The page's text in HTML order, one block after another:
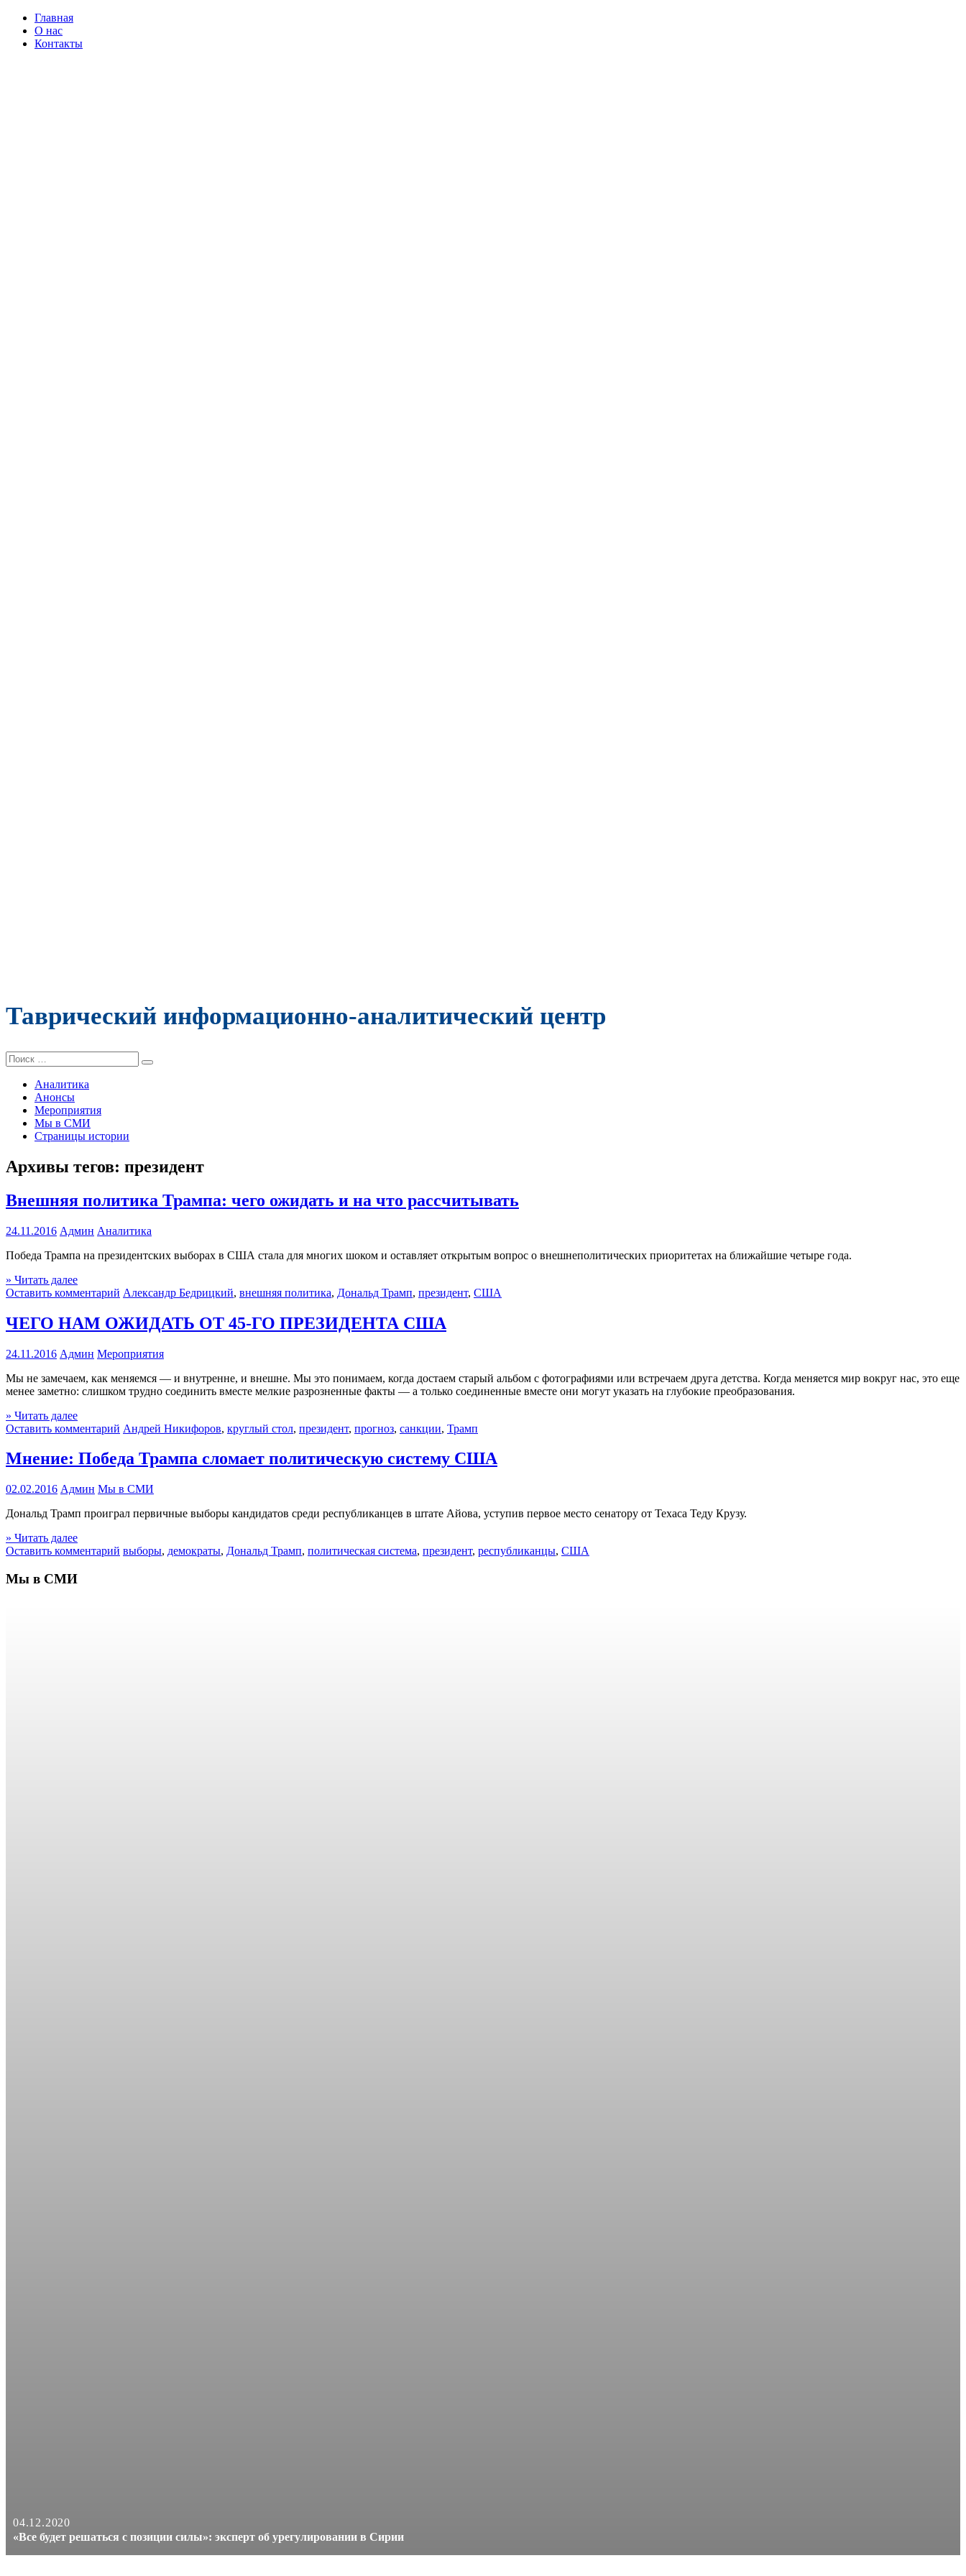
Главная
О нас
Контакты
Таврический информационно-аналитический центр
Поиск:
Аналитика
Анонсы
Мероприятия
Мы в СМИ
Страницы истории
Архивы тегов: президент
Внешняя политика Трампа: чего ожидать и на что рассчитывать
24.11.2016 Админ Аналитика
Победа Трампа на президентских выборах в США стала для многих шоком и оставляет открытым вопрос о внешнеполитических приоритетах на ближайшие четыре года.
» Читать далее
Оставить комментарий Александр Бедрицкий, внешняя политика, Дональд Трамп, президент, США
ЧЕГО НАМ ОЖИДАТЬ ОТ 45-ГО ПРЕЗИДЕНТА США
24.11.2016 Админ Мероприятия
Мы не замечаем, как меняемся — и внутренне, и внешне. Мы это понимаем, когда достаем старый альбом с фотографиями или встречаем друга детства. Когда меняется мир вокруг нас, это еще
менее заметно: слишком трудно соединить вместе мелкие разрозненные факты — а только соединенные вместе они могут указать на глубокие преобразования.
» Читать далее
Оставить комментарий Андрей Никифоров, круглый стол, президент, прогноз, санкции, Трамп
Мнение: Победа Трампа сломает политическую систему США
02.02.2016 Админ Мы в СМИ
Дональд Трамп проиграл первичные выборы кандидатов среди республиканцев в штате Айова, уступив первое место сенатору от Техаса Теду Крузу.
» Читать далее
Оставить комментарий выборы, демократы, Дональд Трамп, политическая система, президент, республиканцы, США
Мы в СМИ
04.12.2020
«Все будет решаться с позиции силы»: эксперт об урегулировании в Сирии